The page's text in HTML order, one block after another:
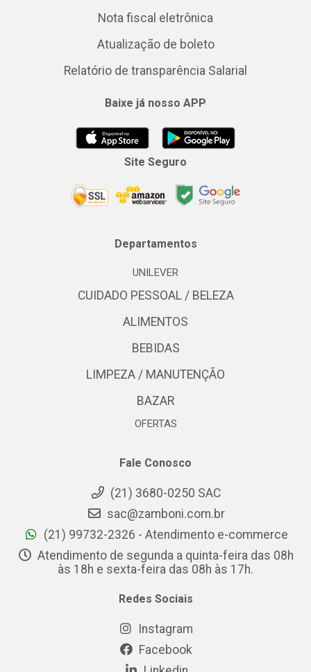
Nota fiscal eletrônica
Atualização de boleto
Relatório de transparência Salarial
Baixe já nosso APP
Site Seguro
Departamentos
UNILEVER
CUIDADO PESSOAL / BELEZA
ALIMENTOS
BEBIDAS
LIMPEZA / MANUTENÇÃO
BAZAR
OFERTAS
Fale Conosco
(21) 3680-0250 SAC
sac@zamboni.com.br
(21) 99732-2326 - Atendimento e-commerce
Atendimento de segunda a quinta-feira das 08h
às 18h e sexta-feira das 08h às 17h.
Redes Sociais
Instagram
Facebook